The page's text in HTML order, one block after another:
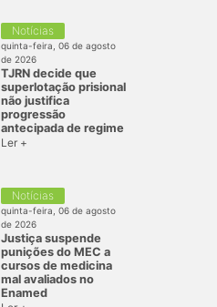
Notícias
quinta-feira, 06 de agosto
de 2026
TJRN decide que
superlotação prisional
não justifica
progressão
antecipada de regime
Ler +
Notícias
quinta-feira, 06 de agosto
de 2026
Justiça suspende
punições do MEC a
cursos de medicina
mal avaliados no
Enamed